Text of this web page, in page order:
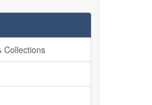
Collections